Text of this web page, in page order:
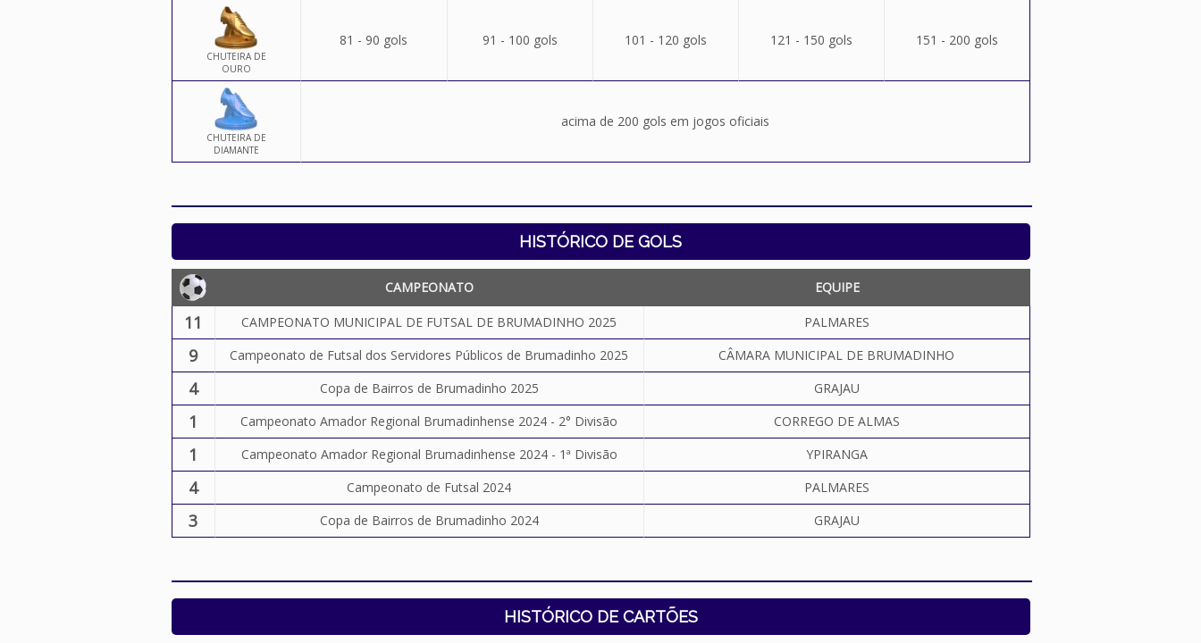
CHUTEIRA DE
OURO
81 - 90 gols 91 - 100 gols 101 - 120 gols 121 - 150 gols 151 - 200 gols
CHUTEIRA DE
DIAMANTE
acima de 200 gols em jogos oficiais
HISTÓRICO DE GOLS
CAMPEONATO EQUIPE
11 CAMPEONATO MUNICIPAL DE FUTSAL DE BRUMADINHO 2025 PALMARES
9 Campeonato de Futsal dos Servidores Públicos de Brumadinho 2025 CÂMARA MUNICIPAL DE BRUMADINHO
4 Copa de Bairros de Brumadinho 2025 GRAJAU
1 Campeonato Amador Regional Brumadinhense 2024 - 2° Divisão CORREGO DE ALMAS
1 Campeonato Amador Regional Brumadinhense 2024 - 1ª Divisão YPIRANGA
4 Campeonato de Futsal 2024 PALMARES
3 Copa de Bairros de Brumadinho 2024 GRAJAU
HISTÓRICO DE CARTÕES